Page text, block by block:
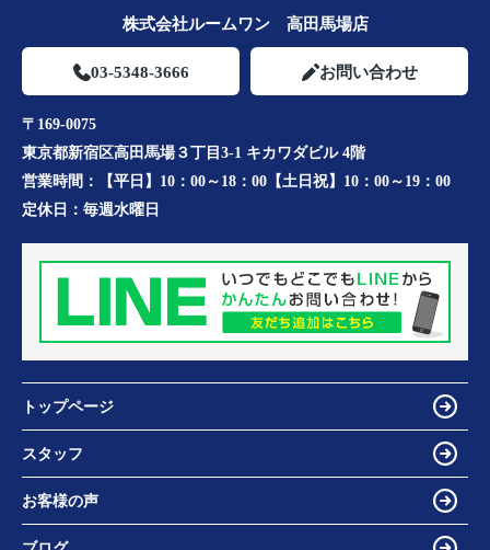
株式会社ルームワン 高田馬場店
03-5348-3666 お問い合わせ
〒169-0075
東京都新宿区高田馬場３丁目3-1 キカワダビル 4階
営業時間：
【平日】10：00～18：00【土日祝】10：00～19：00
定休日： 毎週水曜日
トップページ
スタッフ
お客様の声